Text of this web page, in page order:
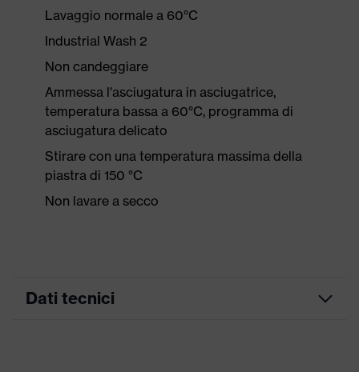
Lavaggio normale a 60°C
Industrial Wash 2
Non candeggiare
Ammessa l'asciugatura in asciugatrice,
temperatura bassa a 60°C, programma di
asciugatura delicato
Stirare con una temperatura massima della
piastra di 150 °C
Non lavare a secco
Dati tecnici